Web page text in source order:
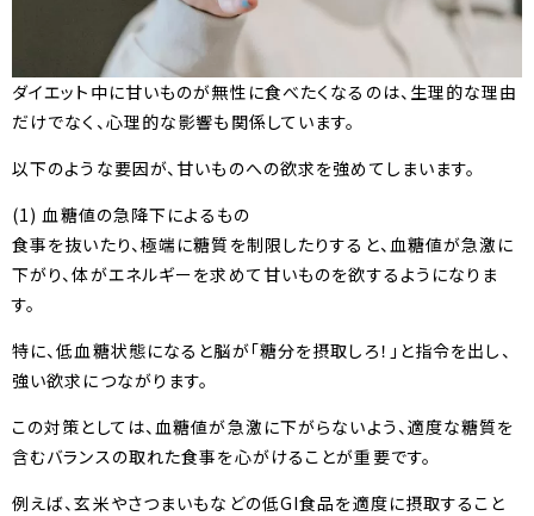
ダイエット中に甘いものが無性に食べたくなるのは、生理的な理由
だけでなく、心理的な影響も関係しています。
以下のような要因が、甘いものへの欲求を強めてしまいます。
(1) 血糖値の急降下によるもの
食事を抜いたり、極端に糖質を制限したりすると、血糖値が急激に
下がり、体がエネルギーを求めて甘いものを欲するようになりま
す。
特に、低血糖状態になると脳が「糖分を摂取しろ！」と指令を出し、
強い欲求につながります。
この対策としては、血糖値が急激に下がらないよう、適度な糖質を
含むバランスの取れた食事を心がけることが重要です。
例えば、玄米やさつまいもなどの低GI食品を適度に摂取すること